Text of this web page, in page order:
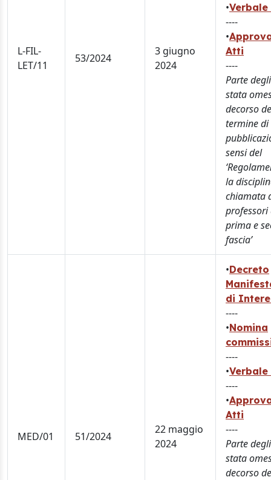
L-FIL-
LET/11
53/2024
3 giugno
2024
•Verbale
----
•
Atti
----
Parte
stata
decorso
termine di
sensi del
la
chiamata
professori
prima e
fascia’
MED/01 51/2024
22 maggio
2024
•Decreto
di
----
•Nomina
----
•Verbale
----
•
Atti
----
Parte
stata
decorso